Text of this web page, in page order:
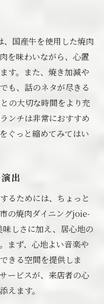
国産牛を使用した焼肉
を味わいながら、心置
す。また、焼き加減や
も、話のネタが尽きる
の大切な時間をより充
ンチは非常におすすめ
ぐっと縮めてみてはい
出
るためには、ちょっと
の焼肉ダイニングjoie-
しさに加え、居心地の
まず、心地よい音楽や
きる空間を提供しま
ービスが、来店者の心
えます。